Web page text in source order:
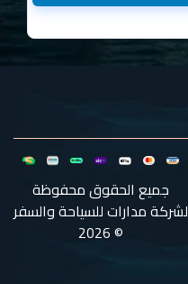
جميع الحقوق محفوظة
لشركة مدارات للسياحة والسفر
© 2026